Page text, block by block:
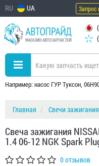
RU UA Запрос
Например: насос ГУР Туксон,
Главная Свечи зажигания
Свеча зажигания
1.4 06-12 NGK Spark
0 отзывов